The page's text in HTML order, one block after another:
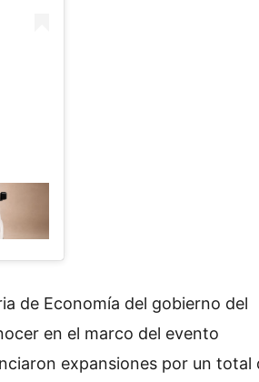
de Economía del gobierno del
en el marco del evento
expansiones por un total